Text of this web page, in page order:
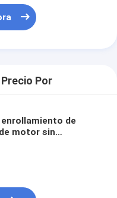
Por
enrollamiento de
motor sin